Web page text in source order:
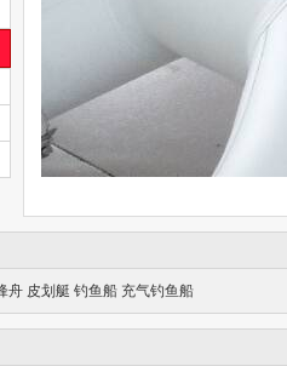
舟 皮划艇 钓鱼船 充气钓鱼船